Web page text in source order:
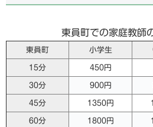
東員町での家庭教師
東員町 小学生
15分 450円
30分 900円
45分 1350円
60分 1800円